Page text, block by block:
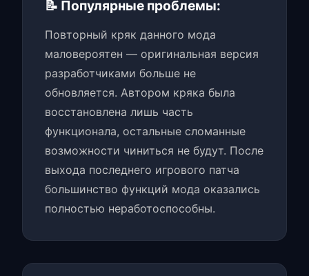
📝 Популярные проблемы:
Повторный кряк данного мода
маловероятен — оригинальная версия
разработчиками больше не
обновляется. Автором кряка была
восстановлена лишь часть
функционала, остальные сломанные
возможности чиниться не будут. После
выхода последнего игрового патча
большинство функций мода оказались
полностью неработоспособны.